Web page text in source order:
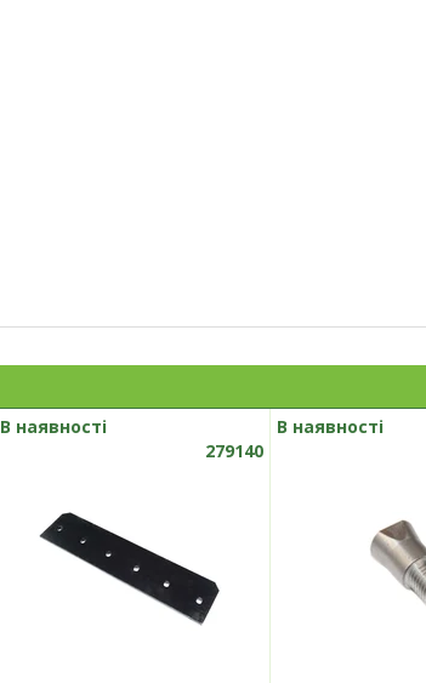
В наявності
279140
В наявності